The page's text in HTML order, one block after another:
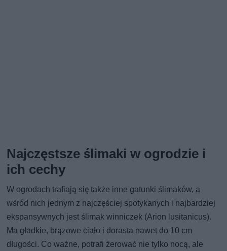
Najczęstsze ślimaki w ogrodzie i
ich cechy
W ogrodach trafiają się także inne gatunki ślimaków, a
wśród nich jednym z najczęściej spotykanych i najbardziej
ekspansywnych jest ślimak winniczek (Arion lusitanicus).
Ma gładkie, brązowe ciało i dorasta nawet do 10 cm
długości. Co ważne, potrafi żerować nie tylko nocą, ale